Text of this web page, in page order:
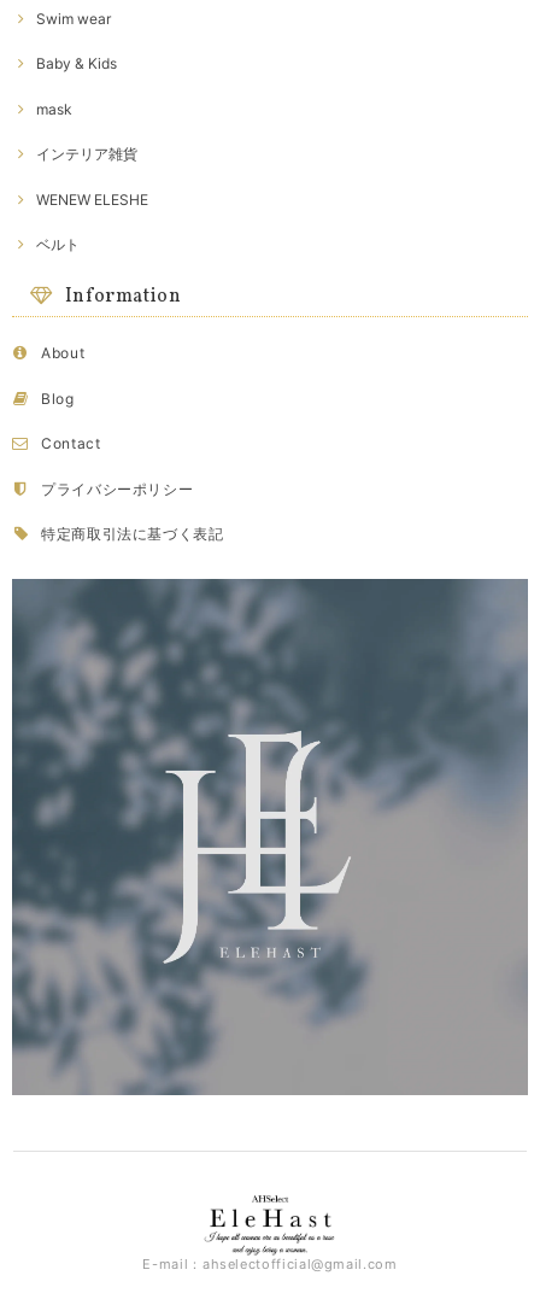
Swim wear
Baby & Kids
mask
インテリア雑貨
WENEW ELESHE
ベルト
Information
About
Blog
Contact
プライバシーポリシー
特定商取引法に基づく表記
E-mail： ahselectofficial@gmail.com